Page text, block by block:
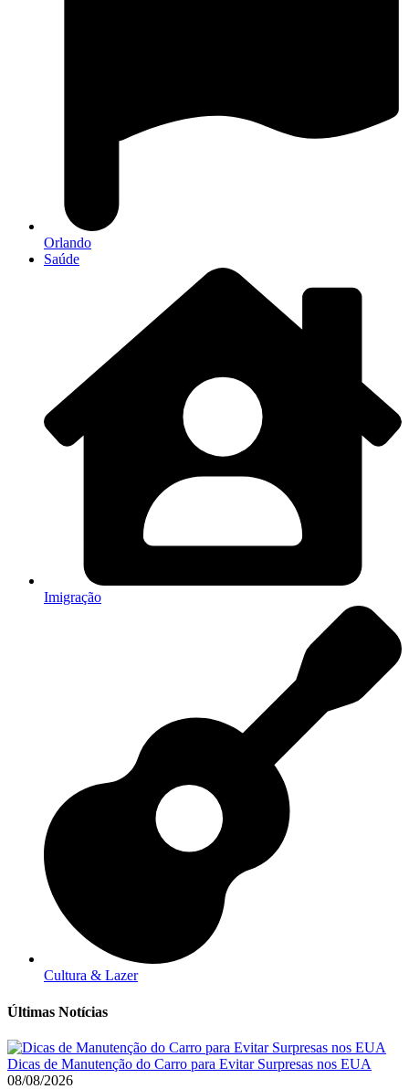
Orlando
Saúde
Imigração
Cultura & Lazer
Últimas Notícias
Dicas de Manutenção do Carro para Evitar Surpresas nos EUA
08/08/2026